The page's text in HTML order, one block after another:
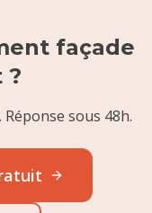
façade
?
sous 48h.